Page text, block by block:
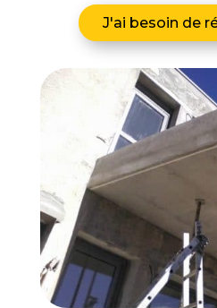
J'ai besoin de